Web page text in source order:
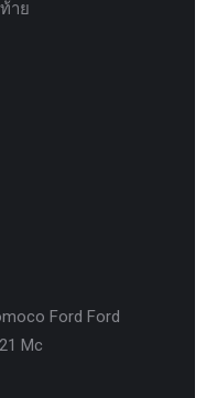
าย
Ford Ford
Mc